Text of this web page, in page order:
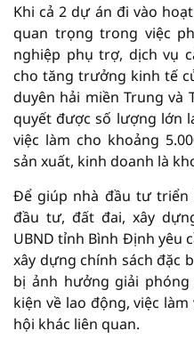
Khi cả 2 dự án đi vào
quan trọng trong việc
nghiệp phụ trợ, dịch vụ
cho tăng trưởng kinh tế
duyên hải miền Trung và
quyết được số lượng lớn
việc làm cho khoảng
sản xuất, kinh doanh là
Để giúp nhà đầu tư
đầu tư, đất đai, xây
UBND tỉnh Bình Định yêu
xây dựng chính sách đặc
bị ảnh hưởng giải
kiện về lao động, việc
hội khác liên quan.